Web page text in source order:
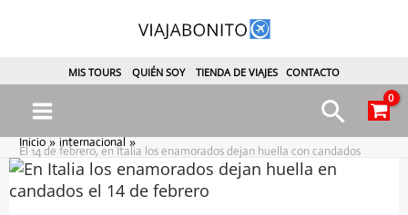
MIS TOURS QUIÉN SOY TIENDA DE VIAJES CONTACTO
Main
Menu
Inicio internacional
El 14 de febrero, en Italia los enamorados dejan huella con candados